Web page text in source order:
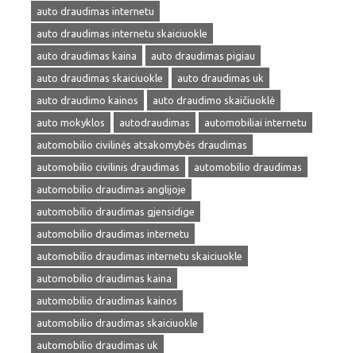
auto draudimas internetu
auto draudimas internetu skaiciuokle
auto draudimas kaina
auto draudimas pigiau
auto draudimas skaiciuokle
auto draudimas uk
auto draudimo kainos
auto draudimo skaičiuoklė
auto mokyklos
autodraudimas
automobiliai internetu
automobilio civilinės atsakomybės draudimas
automobilio civilinis draudimas
automobilio draudimas
automobilio draudimas anglijoje
automobilio draudimas gjensidige
automobilio draudimas internetu
automobilio draudimas internetu skaiciuokle
automobilio draudimas kaina
automobilio draudimas kainos
automobilio draudimas skaiciuokle
automobilio draudimas uk